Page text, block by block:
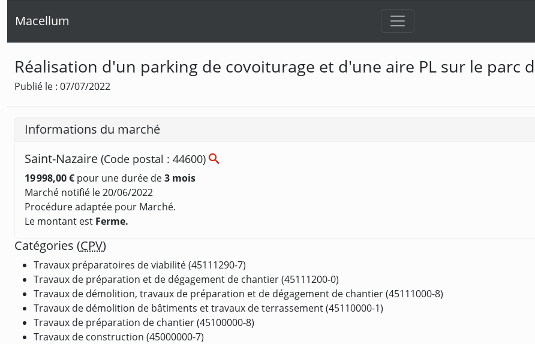
Macellum
Réalisation d'un parking de covoiturage et d'une aire PL sur le parc
Publié le : 07/07/2022
Informations du marché
Saint-Nazaire (Code postal : 44600)
19 998,00 € pour une durée de3 mois
Marché notifié le 20/06/2022
Procédure adaptée pour Marché.
Le montant est Ferme.
Catégories (CPV)
Travaux préparatoires de viabilité (45111290-7)
Travaux de préparation et de dégagement de chantier (45111200-0)
Travaux de démolition, travaux de préparation et de dégagement de chantier (45111000-8)
Travaux de démolition de bâtiments et travaux de terrassement (45110000-1)
Travaux de préparation de chantier (45100000-8)
Travaux de construction (45000000-7)